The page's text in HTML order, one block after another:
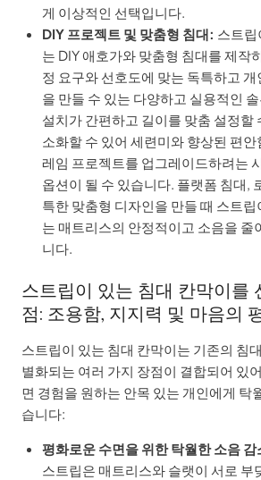
게 이상적인 선택입니다.
DIY 프로젝트 및 맞춤형 침대: 스트립
는 DIY 애호가와 맞춤형 침대를 제작
정 요구와 선호도에 맞는 독특하고
을 만들 수 있는 다양하고 실용적인
설치가 간편하고 길이를 맞춤 설정할
소화할 수 있어 세련미와 향상된 편안
레임 프로젝트를 업그레이드하려는
옵션이 될 수 있습니다. 플랫폼 침대,
특한 맞춤형 디자인을 만들 때 스트립
는 매트리스의 안정적이고 소음을 줄
니다.
스트립이 있는 침대 칸막이를
점: 조용함, 지지력 및 마음의
스트립이 있는 침대 칸막이는 기존의 침
별화되는 여러 가지 장점이 결합되어 있
면 경험을 원하는 안목 있는 개인에게 탁
습니다:
평화로운 수면을 위한 탁월한 소음 감
스트립은 매트리스와 슬랫이 서로 부